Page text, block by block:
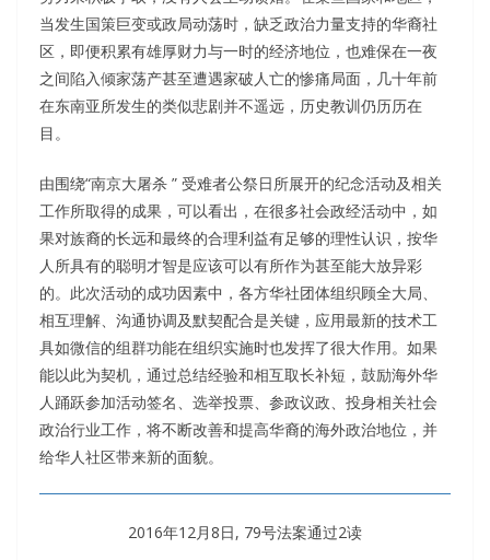
当发生国策巨变或政局动荡时，缺乏政治力量支持的华裔社
区，即便积累有雄厚财力与一时的经济地位，也难保在一夜
之间陷入倾家荡产甚至遭遇家破人亡的惨痛局面，几十年前
在东南亚所发生的类似悲剧并不遥远，历史教训仍历历在
目。
由围绕“南京大屠杀 ” 受难者公祭日所展开的纪念活动及相关
工作所取得的成果，可以看出，在很多社会政经活动中，如
果对族裔的长远和最终的合理利益有足够的理性认识，按华
人所具有的聪明才智是应该可以有所作为甚至能大放异彩
的。此次活动的成功因素中，各方华社团体组织顾全大局、
相互理解、沟通协调及默契配合是关键，应用最新的技术工
具如微信的组群功能在组织实施时也发挥了很大作用。如果
能以此为契机，通过总结经验和相互取长补短，鼓励海外华
人踊跃参加活动签名、选举投票、参政议政、投身相关社会
政治行业工作，将不断改善和提高华裔的海外政治地位，并
给华人社区带来新的面貌。
2016年12月8日, 79号法案通过2读